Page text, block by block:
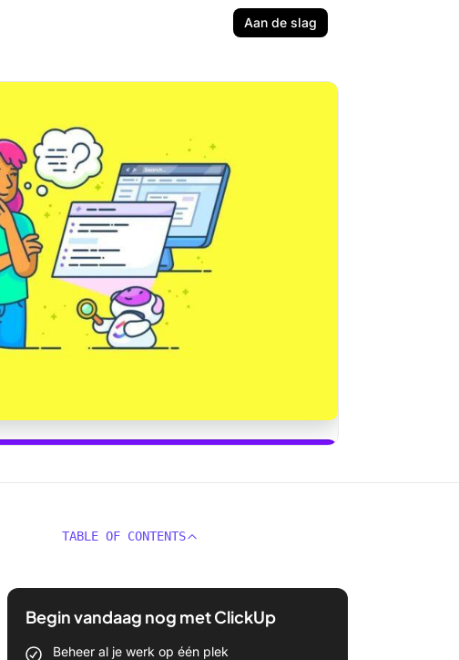
Aan de slag
TABLE OF CONTENTS
Begin vandaag nog met ClickUp
Beheer al je werk op één plek